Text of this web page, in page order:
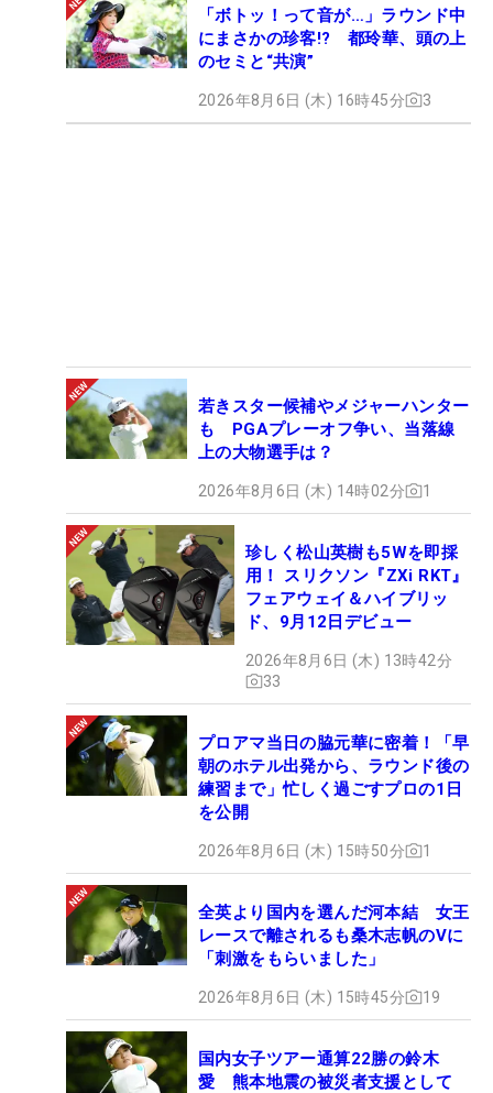
「ボトッ！って音が…」ラウンド中
にまさかの珍客!? 都玲華、頭の上
のセミと“共演”
2026年8月6日 (木) 16時45分 3
若きスター候補やメジャーハンター
も PGAプレーオフ争い、当落線
上の大物選手は？
2026年8月6日 (木) 14時02分 1
珍しく松山英樹も5Wを即採
用！ スリクソン『ZXi RKT』
フェアウェイ＆ハイブリッ
ド、9月12日デビュー
2026年8月6日 (木) 13時42分
33
プロアマ当日の脇元華に密着！「早
朝のホテル出発から、ラウンド後の
練習まで」忙しく過ごすプロの1日
を公開
2026年8月6日 (木) 15時50分 1
全英より国内を選んだ河本結 女王
レースで離されるも桑木志帆のVに
「刺激をもらいました」
2026年8月6日 (木) 15時45分 19
国内女子ツアー通算22勝の鈴木
愛 熊本地震の被災者支援として